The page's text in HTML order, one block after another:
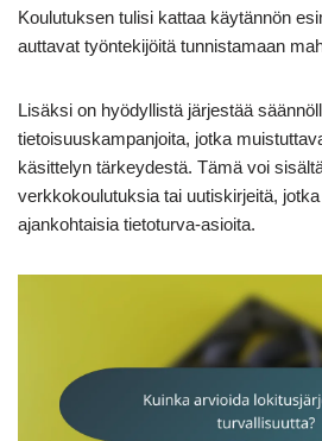
Koulutuksen tulisi kattaa käytännön
auttavat työntekijöitä tunnistamaan
Lisäksi on hyödyllistä järjestää
tietoisuuskampanjoita, jotka
käsittelyn tärkeydestä. Tämä voi
verkkokoulutuksia tai uutiskirjeitä,
ajankohtaisia tietoturva-asioita.